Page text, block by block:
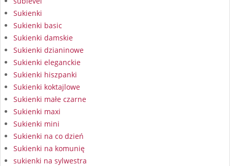
Sukienki
Sukienki basic
Sukienki damskie
Sukienki dzianinowe
Sukienki eleganckie
Sukienki hiszpanki
Sukienki koktajlowe
Sukienki małe czarne
Sukienki maxi
Sukienki mini
Sukienki na co dzień
Sukienki na komunię
sukienki na sylwestra